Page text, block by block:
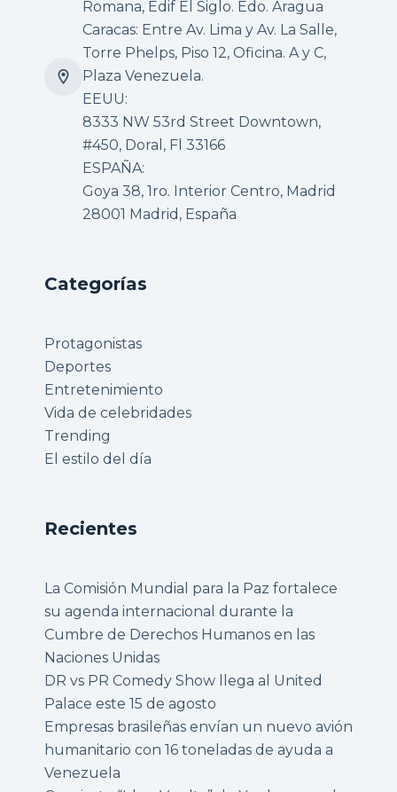
Romana, Edif El Siglo. Edo. Aragua
Caracas: Entre Av. Lima y Av. La Salle,
Torre Phelps, Piso 12, Oficina. A y C,
Plaza Venezuela.
EEUU:
8333 NW 53rd Street Downtown,
#450, Doral, Fl 33166
ESPAÑA:
Goya 38, 1ro. Interior Centro, Madrid
28001 Madrid, España
Categorías
Protagonistas
Deportes
Entretenimiento
Vida de celebridades
Trending
El estilo del día
Recientes
La Comisión Mundial para la Paz fortalece
su agenda internacional durante la
Cumbre de Derechos Humanos en las
Naciones Unidas
DR vs PR Comedy Show llega al United
Palace este 15 de agosto
Empresas brasileñas envían un nuevo avión
humanitario con 16 toneladas de ayuda a
Venezuela